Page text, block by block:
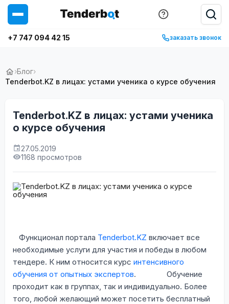
+7 747 094 42 15 заказать звонок
›Блог›
Tenderbot.KZ в лицах: устами ученика о курсе обучения
Tenderbot.KZ в лицах: устами ученика
о курсе обучения
27.05.2019
1168 просмотров
Функционал портала Tenderbot.KZ включает все
необходимые услуги для участия и победы в любом
тендере. К ним относится курс интенсивного
обучения от опытных экспертов. Обучение
проходит как в группах, так и индивидуально. Более
того, любой желающий может посетить бесплатный